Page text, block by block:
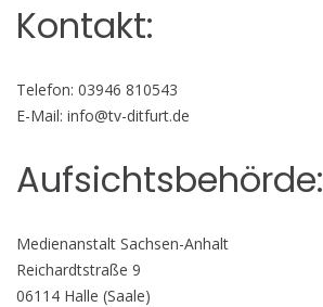
Kontakt:
Telefon: 03946 810543
E-Mail: info@tv-ditfurt.de
Aufsichtsbehörde:
Medienanstalt Sachsen-Anhalt
Reichardtstraße 9
06114 Halle (Saale)